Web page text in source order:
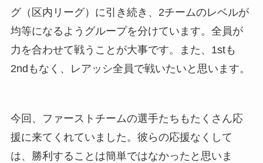
グ（区内リーグ）に引き続き、2チームのレベルが
均等になるようグループを分けています。全員が
力を合わせて戦うことが大事です。また、1stも
2ndもなく、レアッシ全員で戦いたいと思います。
今回、ファーストチームの選手たちもたくさん応
援に来てくれていました。彼らの応援なくして
は、勝利することは簡単ではなかったと思いま